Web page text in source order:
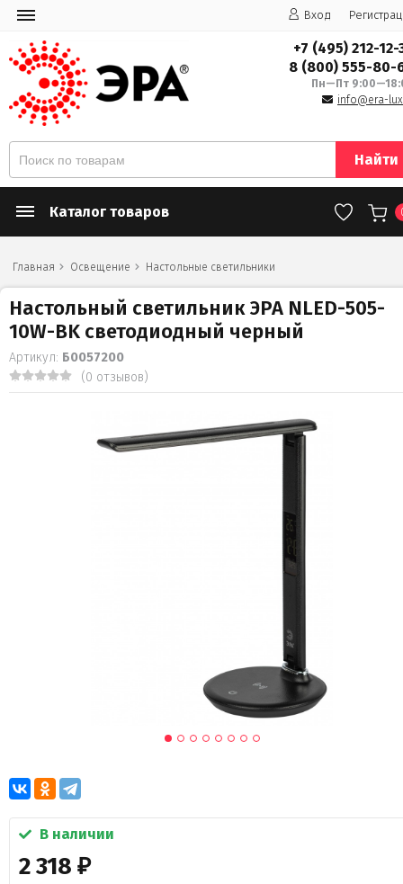
Вход
+7 (495) 212-12-
8 (800) 555-80-
Пн—Пт
info@era-
Найти
Каталог товаров
Главная Освещение Настольные светильники
Настольный светильник ЭРА NLED-505-
10W-BK светодиодный черный
Артикул: Б0057200
(0 отзывов)
В наличии
2 318 ₽